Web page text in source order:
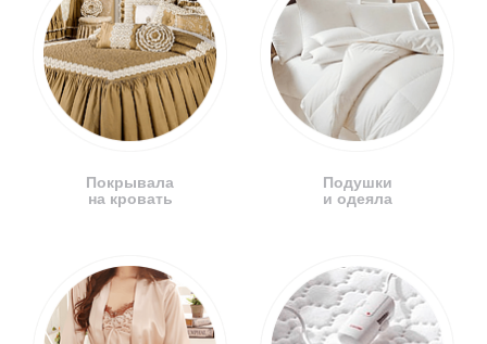
Покрывала
на кровать
Подушки
и одеяла